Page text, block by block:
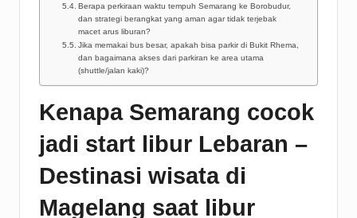
Berapa perkiraan waktu tempuh Semarang ke Borobudur,
dan strategi berangkat yang aman agar tidak terjebak
macet arus liburan?
Jika memakai bus besar, apakah bisa parkir di Bukit Rhema,
dan bagaimana akses dari parkiran ke area utama
(shuttle/jalan kaki)?
Kenapa Semarang cocok
jadi start libur Lebaran –
Destinasi wisata di
Magelang saat libur